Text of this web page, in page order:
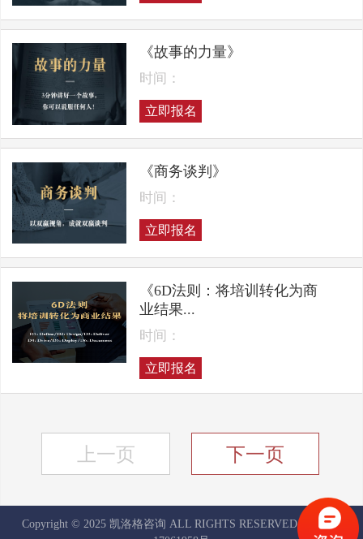
《故事的力量》
时间：
立即报名
《商务谈判》
时间：
立即报名
《6D法则：将培训转化为商
业结果...
时间：
立即报名
上一页 下一页
Copyright © 2025 凯洛格咨询 ALL RIGHTS RESERVED
京ICP备